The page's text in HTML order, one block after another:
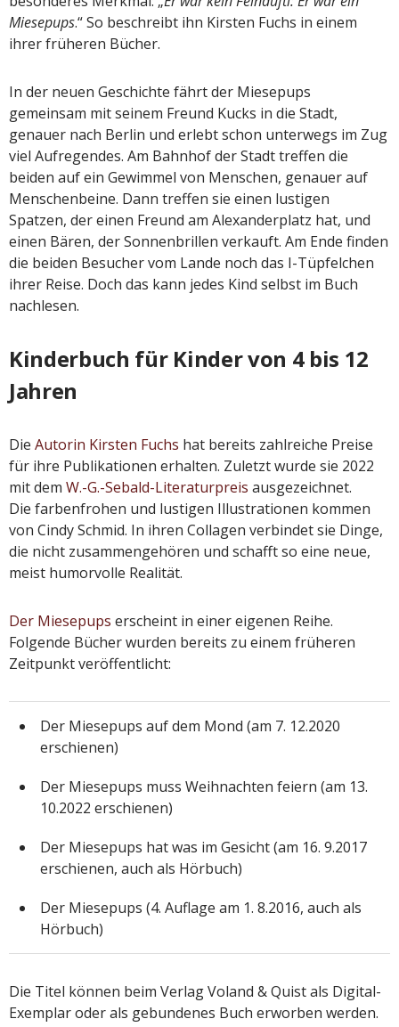
Miesepups.“ So beschreibt ihn Kirsten Fuchs in einem
ihrer früheren Bücher.
In der neuen Geschichte fährt der Miesepups
gemeinsam mit seinem Freund Kucks in die Stadt,
genauer nach Berlin und erlebt schon unterwegs im Zug
viel Aufregendes. Am Bahnhof der Stadt treffen die
beiden auf ein Gewimmel von Menschen, genauer auf
Menschenbeine. Dann treffen sie einen lustigen
Spatzen, der einen Freund am Alexanderplatz hat, und
einen Bären, der Sonnenbrillen verkauft. Am Ende finden
die beiden Besucher vom Lande noch das I-Tüpfelchen
ihrer Reise. Doch das kann jedes Kind selbst im Buch
nachlesen.
Kinderbuch für Kinder von 4 bis 12
Jahren
Die Autorin Kirsten Fuchs hat bereits zahlreiche Preise
für ihre Publikationen erhalten. Zuletzt wurde sie 2022
mit dem W.-G.-Sebald-Literaturpreis ausgezeichnet.
Die farbenfrohen und lustigen Illustrationen kommen
von Cindy Schmid. In ihren Collagen verbindet sie Dinge,
die nicht zusammengehören und schafft so eine neue,
meist humorvolle Realität.
Der Miesepups erscheint in einer eigenen Reihe.
Folgende Bücher wurden bereits zu einem früheren
Zeitpunkt veröffentlicht:
Der Miesepups auf dem Mond (am 7. 12.2020
erschienen)
Der Miesepups muss Weihnachten feiern (am 13.
10.2022 erschienen)
Der Miesepups hat was im Gesicht (am 16. 9.2017
erschienen, auch als Hörbuch)
Der Miesepups (4. Auflage am 1. 8.2016, auch als
Hörbuch)
Die Titel können beim Verlag Voland & Quist als Digital-
Exemplar oder als gebundenes Buch erworben werden.